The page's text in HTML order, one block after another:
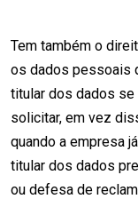
Tem também o
os dados pessoais
titular dos dados
solicitar, em vez
quando a empresa
titular dos dados
ou defesa de